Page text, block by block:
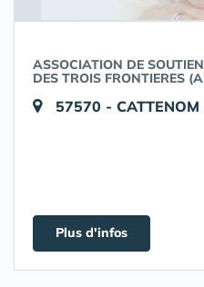
ASSOCIATION DE
DES TROIS FRONTIERES
57570 - CATTENOM
Plus d'infos